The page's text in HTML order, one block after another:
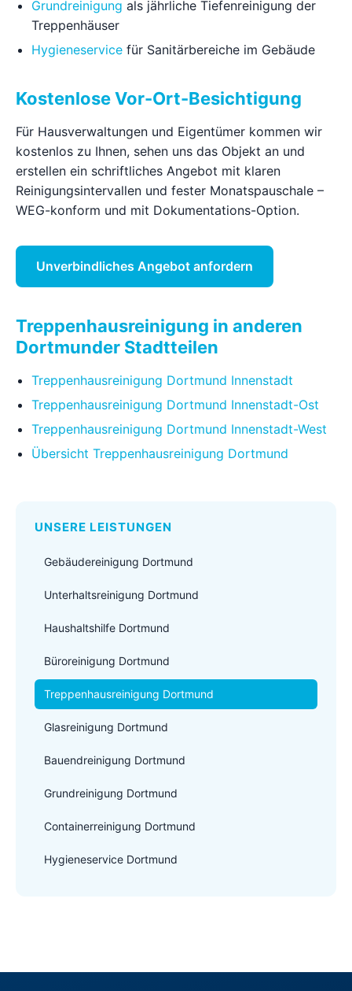
Grundreinigung als jährliche Tiefenreinigung der
Treppenhäuser
Hygieneservice für Sanitärbereiche im Gebäude
Kostenlose Vor-Ort-Besichtigung
Für Hausverwaltungen und Eigentümer kommen wir
kostenlos zu Ihnen, sehen uns das Objekt an und
erstellen ein schriftliches Angebot mit klaren
Reinigungsintervallen und fester Monatspauschale –
WEG-konform und mit Dokumentations-Option.
Unverbindliches Angebot anfordern
Treppenhausreinigung in anderen
Dortmunder Stadtteilen
Treppenhausreinigung Dortmund Innenstadt
Treppenhausreinigung Dortmund Innenstadt-Ost
Treppenhausreinigung Dortmund Innenstadt-West
Übersicht Treppenhausreinigung Dortmund
UNSERE LEISTUNGEN
Gebäudereinigung Dortmund
Unterhaltsreinigung Dortmund
Haushaltshilfe Dortmund
Büroreinigung Dortmund
Treppenhausreinigung Dortmund
Glasreinigung Dortmund
Bauendreinigung Dortmund
Grundreinigung Dortmund
Containerreinigung Dortmund
Hygieneservice Dortmund